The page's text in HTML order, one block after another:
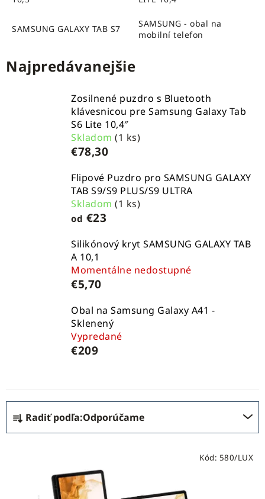
SAMSUNG GALAXY TAB S7
SAMSUNG - obal na
mobilní telefon
Najpredávanejšie
Zosilnené puzdro s Bluetooth
klávesnicou pre Samsung Galaxy Tab
S6 Lite 10,4″
Skladom (1 ks)
€78,30
Flipové Puzdro pro SAMSUNG GALAXY
TAB S9/S9 PLUS/S9 ULTRA
Skladom (1 ks)
od €23
Silikónový kryt SAMSUNG GALAXY TAB
A 10,1
Momentálne nedostupné
€5,70
Obal na Samsung Galaxy A41 -
Sklenený
Vypredané
€209
B
o
č
R
a
d
Radiť podľa:Odporúčame
Kód: 580/LUX